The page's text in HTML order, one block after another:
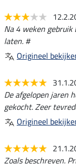
Na 4 weken
laten. #
Origineel
De afgelopen jaren
gekocht. Zeer
Origineel
Zoals beschreven.